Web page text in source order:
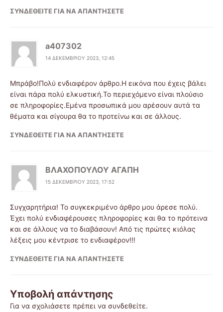
ΣΥΝΔΕΘΕΊΤΕ ΓΙΑ ΝΑ ΑΠΑΝΤΉΣΕΤΕ
a407302
14 ΔΕΚΕΜΒΡΊΟΥ 2023, 12:45
Μπράβο!Πολύ ενδιαφέρον άρθρο.Η εικόνα που έχεις βάλει
είναι πάρα πολύ ελκυστική.Το περιεχόμενο είναι πλούσιο
σε πληροφορίες.Εμένα προσωπικά μου αρέσουν αυτά τα
θέματα και σίγουρα θα το προτείνω και σε άλλους.
ΣΥΝΔΕΘΕΊΤΕ ΓΙΑ ΝΑ ΑΠΑΝΤΉΣΕΤΕ
ΒΛΑΧΟΠΟΥΛΟΥ ΑΓΑΠΗ
15 ΔΕΚΕΜΒΡΊΟΥ 2023, 17:52
Συγχαρητήρια! Το συγκεκριμένο άρθρο μου άρεσε πολύ.
Έχει πολύ ενδιαφέρουσες πληροφορίες και θα το πρότεινα
και σε άλλους να το διαβάσουν! Από τις πρώτες κιόλας
λέξεις μου κέντρισε το ενδιαφέρον!!!
ΣΥΝΔΕΘΕΊΤΕ ΓΙΑ ΝΑ ΑΠΑΝΤΉΣΕΤΕ
Υποβολή απάντησης
Για να σχολιάσετε πρέπει να συνδεθείτε.